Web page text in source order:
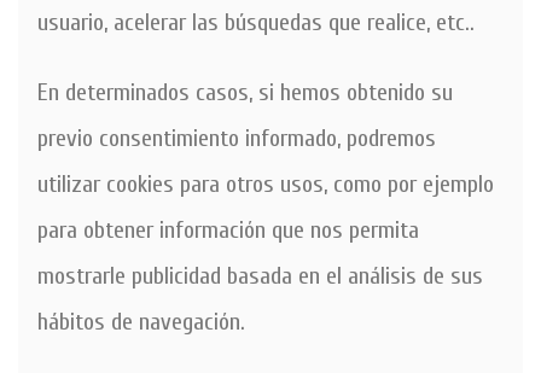
usuario, acelerar las búsquedas que realice, etc..
En determinados casos, si hemos obtenido su
previo consentimiento informado, podremos
utilizar cookies para otros usos, como por ejemplo
para obtener información que nos permita
mostrarle publicidad basada en el análisis de sus
hábitos de navegación.